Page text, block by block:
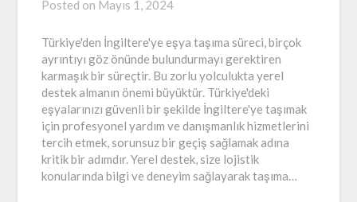
Posted on Mayıs 1, 2024
Türkiye'den İngiltere'ye eşya taşıma süreci, birçok
ayrıntıyı göz önünde bulundurmayı gerektiren
karmaşık bir süreçtir. Bu zorlu yolculukta yerel
destek almanın önemi büyüktür. Türkiye'deki
eşyalarınızı güvenli bir şekilde İngiltere'ye taşımak
için profesyonel yardım ve danışmanlık hizmetlerini
tercih etmek, sorunsuz bir geçiş sağlamak adına
kritik bir adımdır. Yerel destek, size lojistik
konularında bilgi ve deneyim sağlayarak taşıma…